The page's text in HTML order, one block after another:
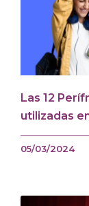
Las 12
utilizadas
05/03/2024